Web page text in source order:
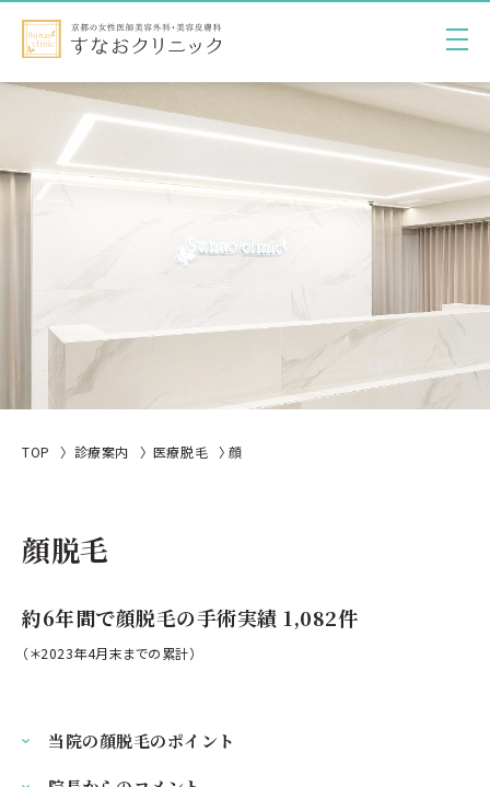
TOP 診療案内 医療脱毛 顔
顔脱毛
約6年間で顔脱毛の手術実績 1,082件
（＊2023年4月末までの累計）
当院の顔脱毛のポイント